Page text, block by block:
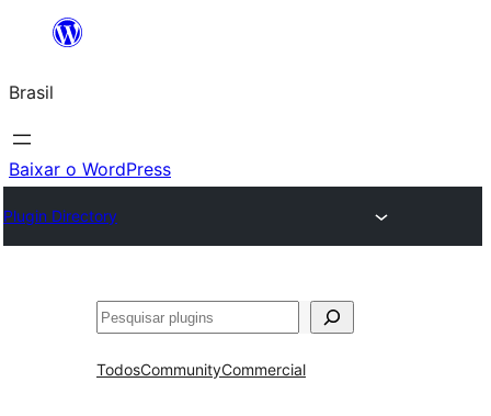
o
conteúdo
Brasil
Baixar o WordPress
Plugin Directory
Pesquisar
TodosCommunityCommercial